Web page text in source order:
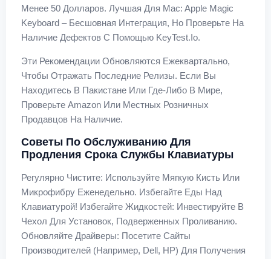
Менее 50 Долларов. Лучшая Для Mac: Apple Magic
Keyboard – Бесшовная Интеграция, Но Проверьте На
Наличие Дефектов С Помощью KeyTest.io.
Эти Рекомендации Обновляются Ежеквартально,
Чтобы Отражать Последние Релизы. Если Вы
Находитесь В Пакистане Или Где-Либо В Мире,
Проверьте Amazon Или Местных Розничных
Продавцов На Наличие.
Советы По Обслуживанию Для
Продления Срока Службы Клавиатуры
Регулярно Чистите: Используйте Мягкую Кисть Или
Микрофибру Еженедельно. Избегайте Еды Над
Клавиатурой! Избегайте Жидкостей: Инвестируйте В
Чехол Для Установок, Подверженных Проливанию.
Обновляйте Драйверы: Посетите Сайты
Производителей (например, Dell, HP) Для Получения